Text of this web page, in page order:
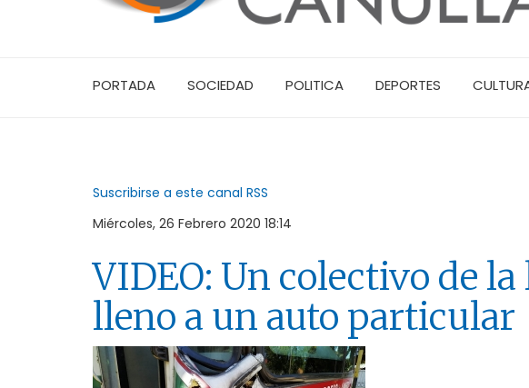
PORTADA SOCIEDAD POLITICA DEPORTES
Suscribirse a este canal RSS
Miércoles, 26 Febrero 2020 18:14
VIDEO: Un colectivo de
lleno a un auto particular